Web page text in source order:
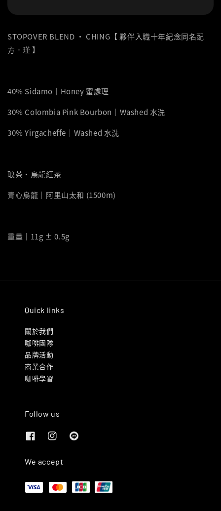
STOPOVER BLEND ‧ CHING【 夥伴入職十年紀念同名配
方．瑾 】
40% Sidamo｜Honey 蜜處理
30% Colombia Pink Bourbon｜Washed 水洗
30% Yirgacheffe｜Washed 水洗
琅茶・烏龍紅茶
青心烏龍｜阿里山太和 (1500m)
重量｜11g ± 0.5g
Quick links
關於我們
咖啡團隊
品牌活動
商業合作
咖啡學習
Follow us
We accept